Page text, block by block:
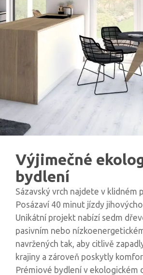
Výjimečné
bydlení
Sázavský vrch najdete v klidném
Posázaví 40 minut jízdy
Unikátní projekt nabízí sedm
pasivním nebo
navržených tak, aby citlivě
krajiny a zároveň poskytly
Prémiové bydlení v ekologickém